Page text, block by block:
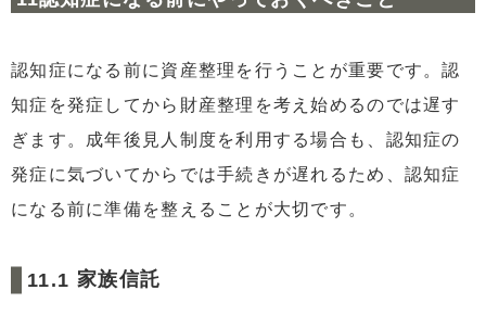
認知症になる前に資産整理を行うことが重要です。認
知症を発症してから財産整理を考え始めるのでは遅す
ぎます。成年後見人制度を利用する場合も、認知症の
発症に気づいてからでは手続きが遅れるため、認知症
になる前に準備を整えることが大切です。
家族信託